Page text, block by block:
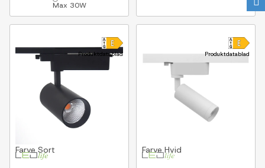
Max 30W
Produktdatablad
FarveSort
Produktdatablad
FarveHvid